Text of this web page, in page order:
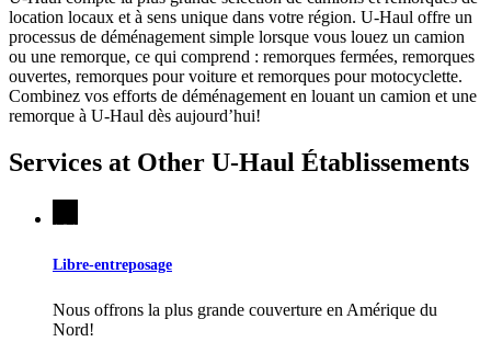
location locaux et à sens unique dans votre région. U-Haul offre un
processus de déménagement simple lorsque vous louez un camion
ou une remorque, ce qui comprend : remorques fermées, remorques
ouvertes, remorques pour voiture et remorques pour motocyclette.
Combinez vos efforts de déménagement en louant un camion et une
remorque à U-Haul dès aujourd’hui!
Services at Other U-Haul Établissements
Libre-entreposage
Nous offrons la plus grande couverture en Amérique du
Nord!